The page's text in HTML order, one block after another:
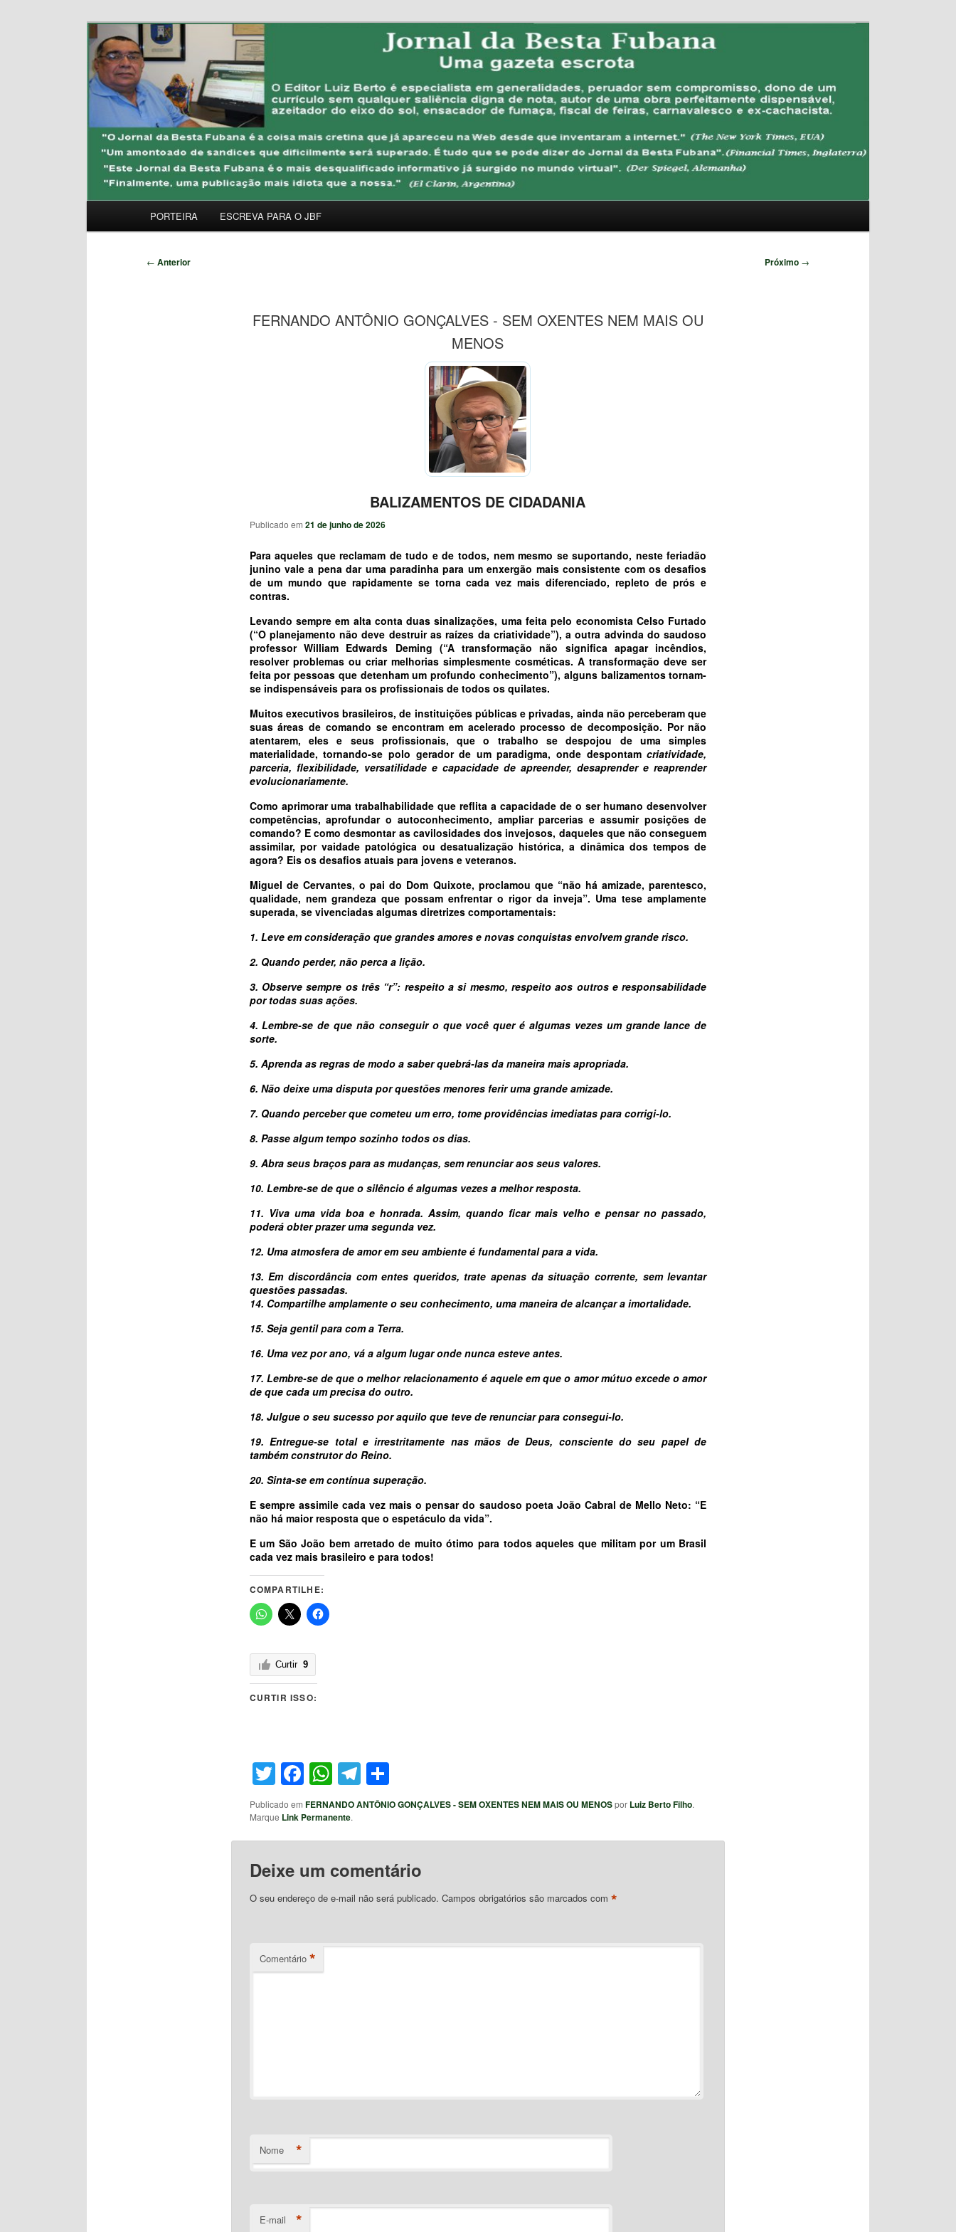
JORNAL DA BESTA FUBANA
Uma Gazeta Escrota
PORTEIRA ESCREVA PARA O JBF
Navegação
← Anterior Próximo →
FERNANDO ANTÔNIO GONÇALVES - SEM OXENTES NEM MAIS OU
MENOS
BALIZAMENTOS DE CIDADANIA
Publicado em 21 de junho de 2026
Para aqueles que reclamam de tudo e de todos, nem mesmo se suportando, neste feriadão
junino vale a pena dar uma paradinha para um enxergão mais consistente com os desafios
de um mundo que rapidamente se torna cada vez mais diferenciado, repleto de prós e
contras.
Levando sempre em alta conta duas sinalizações, uma feita pelo economista Celso Furtado
(“O planejamento não deve destruir as raízes da criatividade”), a outra advinda do saudoso
professor William Edwards Deming (“A transformação não significa apagar incêndios,
resolver problemas ou criar melhorias simplesmente cosméticas. A transformação deve ser
feita por pessoas que detenham um profundo conhecimento”), alguns balizamentos tornam-
se indispensáveis para os profissionais de todos os quilates.
Muitos executivos brasileiros, de instituições públicas e privadas, ainda não perceberam que
suas áreas de comando se encontram em acelerado processo de decomposição. Por não
atentarem, eles e seus profissionais, que o trabalho se despojou de uma simples
materialidade, tornando-se polo gerador de um paradigma, onde despontamcriatividade,
parceria, flexibilidade, versatilidade e capacidade de apreender, desaprender e reaprender
evolucionariamente.
Como aprimorar uma trabalhabilidade que reflita a capacidade de o ser humano desenvolver
competências, aprofundar o autoconhecimento, ampliar parcerias e assumir posições de
comando? E como desmontar as cavilosidades dos invejosos, daqueles que não conseguem
assimilar, por vaidade patológica ou desatualização histórica, a dinâmica dos tempos de
agora? Eis os desafios atuais para jovens e veteranos.
Miguel de Cervantes, o pai do Dom Quixote, proclamou que “não há amizade, parentesco,
qualidade, nem grandeza que possam enfrentar o rigor da inveja”. Uma tese amplamente
superada, se vivenciadas algumas diretrizes comportamentais:
1. Leve em consideração que grandes amores e novas conquistas envolvem grande risco.
2. Quando perder, não perca a lição.
3. Observe sempre os três “r”: respeito a si mesmo, respeito aos outros e responsabilidade
por todas suas ações.
4. Lembre-se de que não conseguir o que você quer é algumas vezes um grande lance de
sorte.
5. Aprenda as regras de modo a saber quebrá-las da maneira mais apropriada.
6. Não deixe uma disputa por questões menores ferir uma grande amizade.
7. Quando perceber que cometeu um erro, tome providências imediatas para corrigi-lo.
8. Passe algum tempo sozinho todos os dias.
9. Abra seus braços para as mudanças, sem renunciar aos seus valores.
10. Lembre-se de que o silêncio é algumas vezes a melhor resposta.
11. Viva uma vida boa e honrada. Assim, quando ficar mais velho e pensar no passado,
poderá obter prazer uma segunda vez.
12. Uma atmosfera de amor em seu ambiente é fundamental para a vida.
13. Em discordância com entes queridos, trate apenas da situação corrente, sem levantar
questões passadas.
14. Compartilhe amplamente o seu conhecimento, uma maneira de alcançar a imortalidade.
15. Seja gentil para com a Terra.
16. Uma vez por ano, vá a algum lugar onde nunca esteve antes.
17. Lembre-se de que o melhor relacionamento é aquele em que o amor mútuo excede o amor
de que cada um precisa do outro.
18. Julgue o seu sucesso por aquilo que teve de renunciar para consegui-lo.
19. Entregue-se total e irrestritamente nas mãos de Deus, consciente do seu papel de
também construtor do Reino.
20. Sinta-se em contínua superação.
E sempre assimile cada vez mais o pensar do saudoso poeta João Cabral de Mello Neto: “E
não há maior resposta que o espetáculo da vida”.
E um São João bem arretado de muito ótimo para todos aqueles que militam por um Brasil
cada vez mais brasileiro e para todos!
COMPARTILHE:
Curtir 9
CURTIR ISSO:
Twitter
Facebook
WhatsApp
Telegram
Share
Publicado em FERNANDO ANTÔNIO GONÇALVES - SEM OXENTES NEM MAIS OU MENOSpor Luiz Berto Filho.
Marque Link Permanente.
Deixe um comentário
O seu endereço de e-mail não será publicado. Campos obrigatórios são marcados com *
Comentário *
Nome *
E-mail *